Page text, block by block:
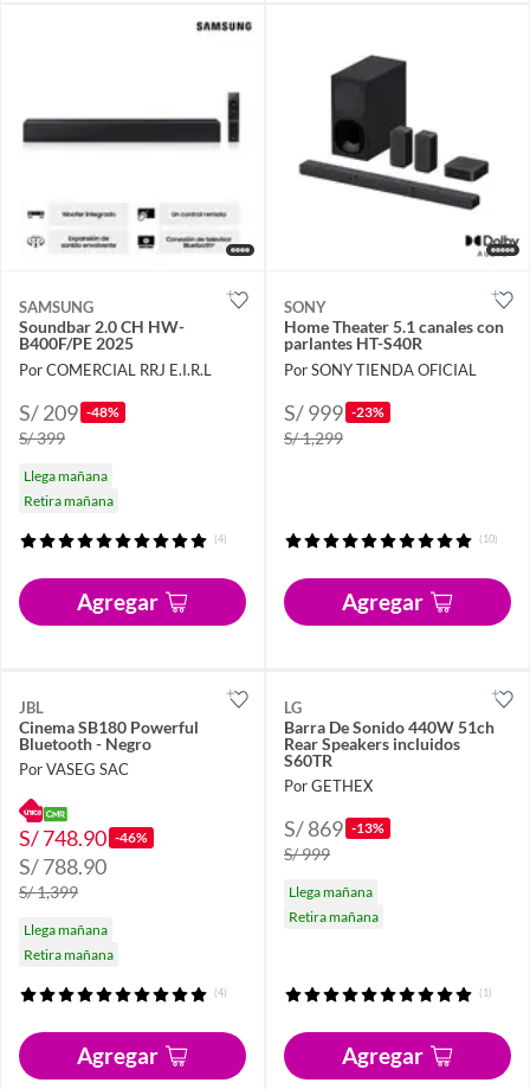
SAMSUNG
Soundbar 2.0 CH HW-
B400F/PE 2025
Por COMERCIAL RRJ E.I.R.L
S/ 209 -48%
S/ 399
Llega mañana
Retira mañana
(4)
Agregar
SONY
Home Theater 5.1 canales con
parlantes HT-S40R
Por SONY TIENDA OFICIAL
S/ 999 -23%
S/ 1,299
(10)
Agregar
JBL
Cinema SB180 Powerful
Bluetooth - Negro
Por VASEG SAC
S/ 748.90 -46%
S/ 788.90
S/ 1,399
Llega mañana
Retira mañana
(4)
Agregar
LG
Barra De Sonido 440W 51ch
Rear Speakers incluidos
S60TR
Por GETHEX
S/ 869 -13%
S/ 999
Llega mañana
Retira mañana
(1)
Agregar